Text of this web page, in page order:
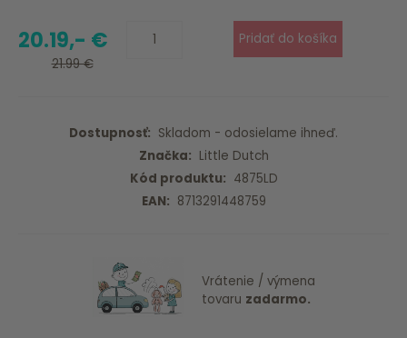
20.19,- €
21.99 €
Dostupnosť: Skladom - odosielame ihneď.
Značka: Little Dutch
Kód produktu: 4875LD
EAN: 8713291448759
Vrátenie / výmena
tovaru zadarmo.